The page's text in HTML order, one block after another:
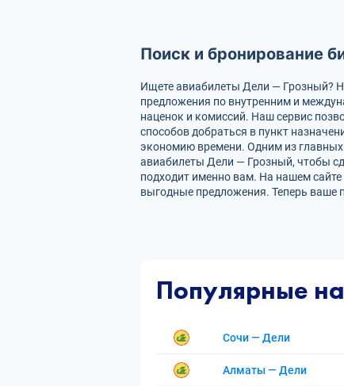
Поиск и бронирование
Ищете авиабилеты Дели — Грозный?
предложения по внутренним и
наценок и комиссий. Наш сервис
способов добраться в пункт
экономию времени. Одним из
авиабилеты Дели — Грозный, чтобы
подходит именно вам. На нашем
выгодные предложения. Теперь ваше
Популярные
Сочи — Дели
Алматы — Дели